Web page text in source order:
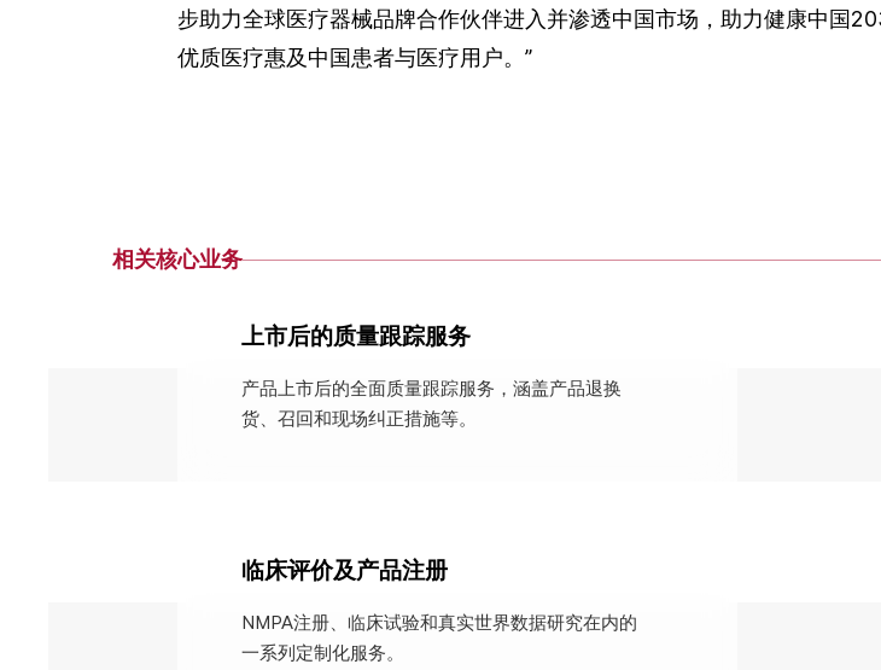
步助力全球医疗器械品牌合作伙伴进入并渗透中国市场，助力健康中国
优质医疗惠及中国患者与医疗用户。”
相关核心业务
上市后的质量跟踪服务
产品上市后的全面质量跟踪服务，涵盖产品退换
货、召回和现场纠正措施等。
临床评价及产品注册
NMPA注册、临床试验和真实世界数据研究在内的
一系列定制化服务。